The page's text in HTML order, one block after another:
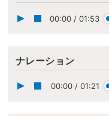
00:00 / 01:53
ナレーション
00:00 / 01:21